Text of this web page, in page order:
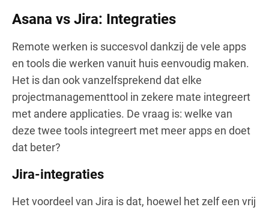
Asana vs Jira: Integraties
Remote werken is succesvol dankzij de vele apps
en tools die werken vanuit huis eenvoudig maken.
Het is dan ook vanzelfsprekend dat elke
projectmanagementtool in zekere mate integreert
met andere applicaties. De vraag is: welke van
deze twee tools integreert met meer apps en doet
dat beter?
Jira-integraties
Het voordeel van Jira is dat, hoewel het zelf een vrij